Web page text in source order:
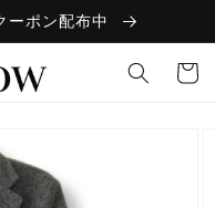
ーポン配布中
カ
ー